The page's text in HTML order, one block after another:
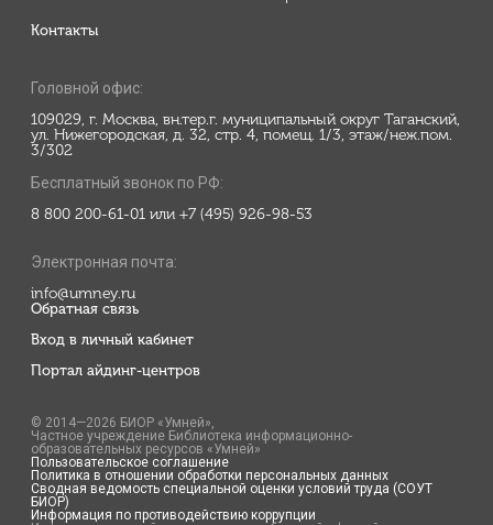
Контакты
Головной офис:
109029, г. Москва, вн.тер.г. муниципальный округ Таганский,
ул. Нижегородская, д. 32, стр. 4, помещ. 1/3, этаж/неж.пом.
3/302
Бесплатный звонок по РФ:
8 800 200-61-01 или +7 (495) 926-98-53
Электронная почта:
info@umney.ru
Обратная связь
Вход в личный кабинет
Портал айдинг-центров
© 2014—2026 БИОР «Умней»,
Частное учреждение Библиотека информационно-
образовательных ресурсов «Умней»
Пользовательское соглашение
Политика в отношении обработки персональных данных
Сводная ведомость специальной оценки условий труда (СОУТ
БИОР)
Информация по противодействию коррупции